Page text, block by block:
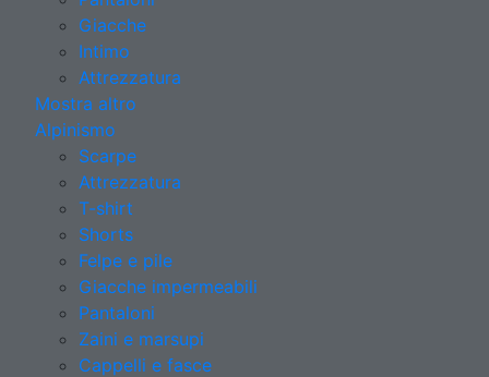
Giacche
Intimo
Attrezzatura
Mostra altro
Alpinismo
Scarpe
Attrezzatura
T-shirt
Shorts
Felpe e pile
Giacche impermeabili
Pantaloni
Zaini e marsupi
Cappelli e fasce